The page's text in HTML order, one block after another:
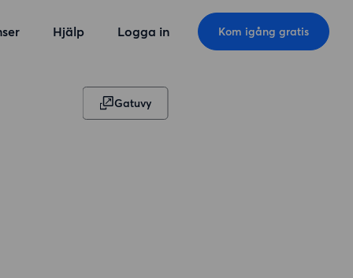
Hjälp Logga in Kom igång gratis
Gatuvy